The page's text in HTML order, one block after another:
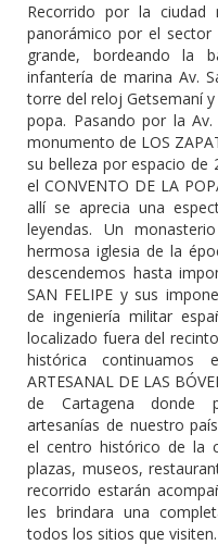
Recorrido por la ciudad
panorámico por el sector
grande, bordeando la
infantería de marina Av.
torre del reloj Getsemaní
popa. Pasando por la
monumento de LOS
su belleza por espacio de
el CONVENTO DE LA
allí se aprecia una
leyendas. Un
hermosa iglesia de la
descendemos hasta
SAN FELIPE y sus
de ingeniería militar
localizado fuera del
histórica continuamos
ARTESANAL DE LAS
de Cartagena donde
artesanías de nuestro
el centro histórico de la
plazas, museos,
recorrido estarán
les brindara una
todos los sitios que visiten.